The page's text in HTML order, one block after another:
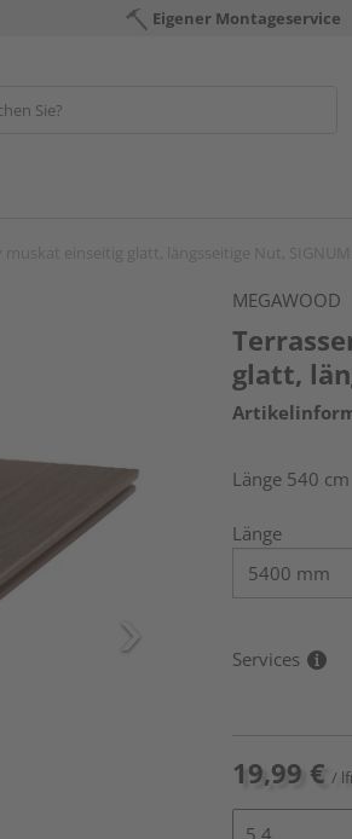
Eigener Montageservice
MEGAWOOD
glatt,
Länge 540 cm
Länge
Services
19,99 € /